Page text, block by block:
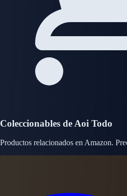
Coleccionables de Aoi Todo
Productos relacionados en Amazon.